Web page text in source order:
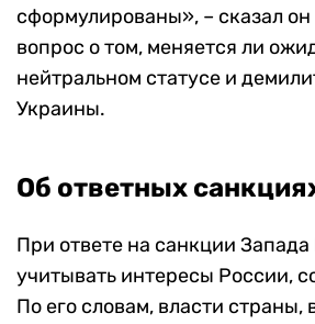
сформулированы», – сказал он
вопрос о том, меняется ли
нейтральном статусе и
Украины.
Об ответных
При ответе на санкции
учитывать интересы России,
По его словам, власти страны,